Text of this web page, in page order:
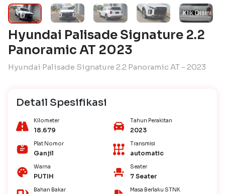
Hyundai Palisade Signature 2.2
Panoramic AT 2023
Hyundai Palisade Signature 2.2 Panoramic AT - 2023
Detail Spesifikasi
Kilometer
18.679
Tahun Perakitan
2023
Plat Nomor
Ganjil
Transmisi
automatic
Warna
PUTIH
Seater
7 Seater
Bahan Bakar Masa Berlaku STNK